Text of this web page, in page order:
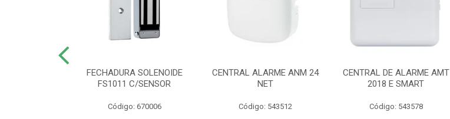
FECHADURA SOLENOIDE
FS1011 C/SENSOR
Código: 670006
CENTRAL ALARME ANM 24
NET
Código: 543512
CENTRAL DE ALARME AMT
2018 E SMART
Código: 543578